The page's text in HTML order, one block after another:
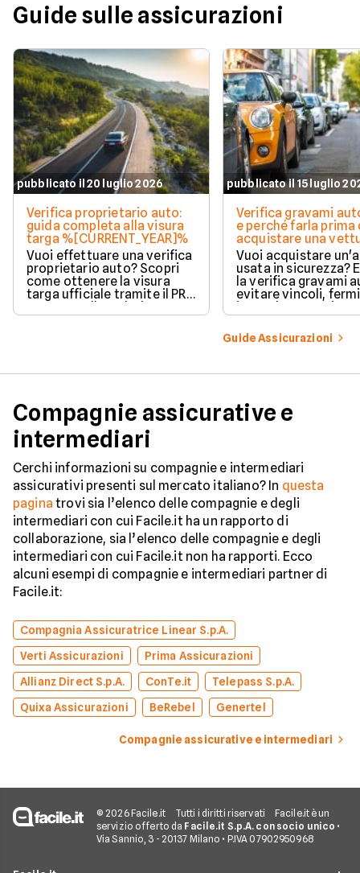
Guide sulle assicurazioni
pubblicato il 20 luglio 2026
Verifica proprietario auto:
guida completa alla visura
targa %[CURRENT_YEAR]%
Vuoi effettuare una verifica
proprietario auto? Scopri
come ottenere la visura
targa ufficiale tramite il PRA
per controllare dati e
vincoli in totale sicurezza.
pubblicato il 15 luglio
Verifica gravami
e perché farla prima
acquistare una
Vuoi acquistare
usata in sicurezza?
la verifica gravami
evitare vincoli,
ipoteche. Scopri
tutelare il tuo
Guide Assicurazioni
Compagnie assicurative e
intermediari
Cerchi informazioni su compagnie e intermediari
assicurativi presenti sul mercato italiano? In questa
pagina trovi sia l’elenco delle compagnie e degli
intermediari con cui Facile.it ha un rapporto di
collaborazione, sia l’elenco delle compagnie e degli
intermediari con cui Facile.it non ha rapporti. Ecco
alcuni esempi di compagnie e intermediari partner di
Facile.it:
Compagnia Assicuratrice Linear S.p.A.
Verti Assicurazioni
Prima Assicurazioni
Allianz Direct S.p.A.
ConTe.it
Telepass S.p.A.
Quixa Assicurazioni
BeRebel Genertel
Compagnie assicurative e intermediari
© 2026 Facile.it Tutti i diritti riservati
Facile.it è un
servizio offerto da Facile.it S.p.A. con socio unico •
Via Sannio, 3 - 20137 Milano • P.IVA 07902950968